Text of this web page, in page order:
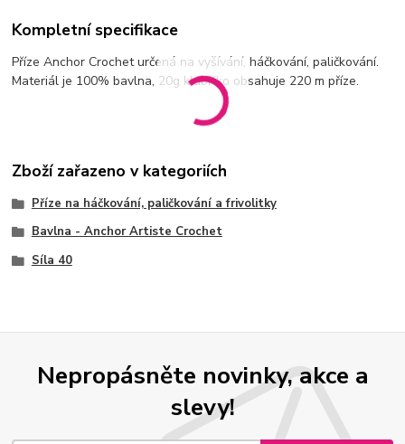
Kompletní specifikace
Příze Anchor Crochet určená na vyšívání, háčkování, paličkování.
Materiál je 100% bavlna, 20g klubíčko obsahuje 220 m příze.
Zboží zařazeno v kategoriích
Příze na háčkování, paličkování a frivolitky
Bavlna - Anchor Artiste Crochet
Síla 40
Nepropásněte novinky, akce a
slevy!